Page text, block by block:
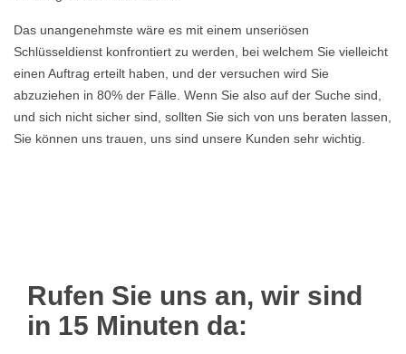
Das unangenehmste wäre es mit einem unseriösen
Schlüsseldienst konfrontiert zu werden, bei welchem Sie vielleicht
einen Auftrag erteilt haben, und der versuchen wird Sie
abzuziehen in 80% der Fälle. Wenn Sie also auf der Suche sind,
und sich nicht sicher sind, sollten Sie sich von uns beraten lassen,
Sie können uns trauen, uns sind unsere Kunden sehr wichtig.
Rufen Sie uns an, wir sind
in 15 Minuten da: